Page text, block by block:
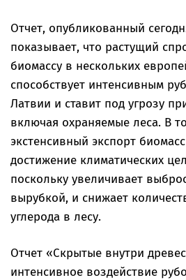
Отчет, опубликованный
показывает, что растущий
биомассу в нескольких
способствует интенсивным
Латвии и ставит под угрозу
включая охраняемые леса. В
экстенсивный экспорт
достижение климатических
поскольку увеличивает
вырубкой, и снижает
углерода в лесу.
Отчет «Скрытые внутри
интенсивное воздействие